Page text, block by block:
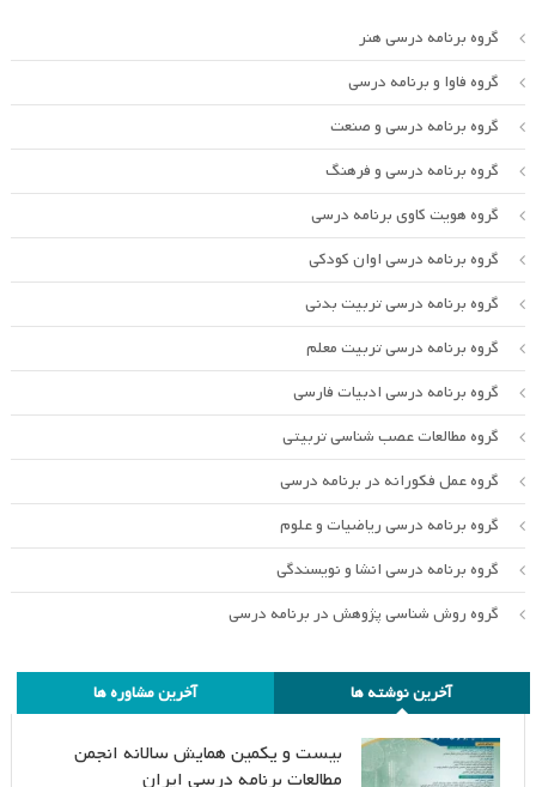
گروه برنامه درسی هنر
گروه فاوا و برنامه درسی
گروه برنامه درسی و صنعت
گروه برنامه درسی و فرهنگ
گروه هویت کاوی برنامه درسی
گروه برنامه درسی اوان کودکی
گروه برنامه درسی تربیت بدنی
گروه برنامه درسی تربیت معلم
گروه برنامه درسی ادبیات فارسی
گروه مطالعات عصب شناسی تربیتی
گروه عمل فکورانه در برنامه درسی
گروه برنامه درسی ریاضیات و علوم
گروه برنامه درسی انشا و نویسندگی
گروه روش شناسی پژوهش در برنامه درسی
آخرین نوشته ها آخرین مشاوره ها
بیست و یکمین همایش سالانه انجمن
مطالعات برنامه درسی ایران